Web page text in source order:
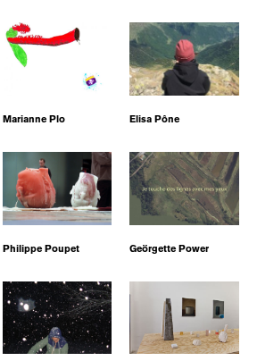
Marianne Plo Elisa Pône
Philippe Poupet Geörgette Power